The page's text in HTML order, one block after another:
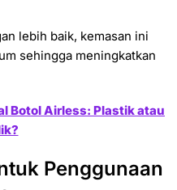
lebih baik, kemasan ini
sehingga meningkatkan
Botol Airless: Plastik atau
Penggunaan